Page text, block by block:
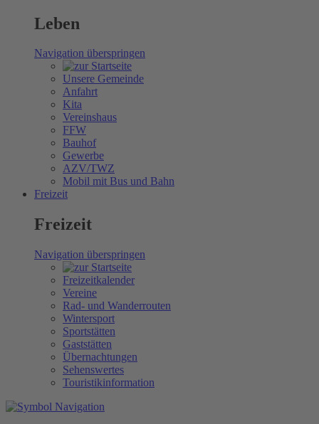
Leben
Navigation überspringen
Unsere Gemeinde
Anfahrt
Kita
Vereinshaus
FFW
Bauhof
Gewerbe
AZV/TWZ
Mobil mit Bus und Bahn
Freizeit
Freizeit
Navigation überspringen
Freizeitkalender
Vereine
Rad- und Wanderrouten
Wintersport
Sportstätten
Gaststätten
Übernachtungen
Sehenswertes
Touristikinformation